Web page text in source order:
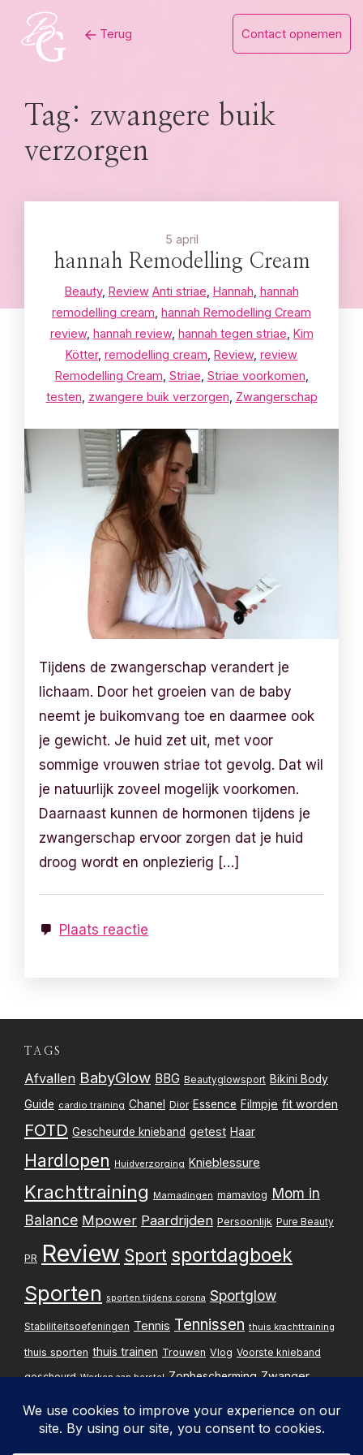
content
Terug Contact opnemen
Tag: zwangere buik
verzorgen
5 april
hannah Remodelling Cream
Beauty, Review Anti striae Hannah hannah
remodelling cream hannah Remodelling Cream
review, hannah review, hannah tegen striae Kim
Kötter, remodelling cream Review, review
Remodelling Cream Striae Striae voorkomen
testen zwangere buik verzorgen Zwangerschap
Tijdens de zwangerschap verandert je
lichaam. Door het groeien van de baby
neemt je buikomvang toe en daarmee ook
je gewicht. Je huid zet uit, met voor
sommige vrouwen striae tot gevolg. Dat wil
je natuurlijk zoveel mogelijk voorkomen.
Daarnaast kunnen de hormonen tijdens je
zwangerschap ervoor zorgen dat je huid
droog wordt en onplezierig […]
Plaats reactie
TAGS
Afvallen BabyGlow BBG Beautyglowsport Bikini Body
Guide cardio training Chanel Dior Essence Filmpje fit worden
FOTD Gescheurde knieband getest Haar
Hardlopen Huidverzorging Knieblessure
Krachttraining Mamadingen mamavlog Mom in
Balance Mpower Paardrijden Persoonlijk Pure Beauty
PR Review Sport sportdagboek
Sporten sporten tijdens corona Sportglow
Stabiliteitsoefeningen Tennis Tennissen thuis krachttraining
thuis sporten thuis trainen Trouwen Vlog Voorste knieband
gescheurd Werken aan herstel Zonbescherming Zwanger